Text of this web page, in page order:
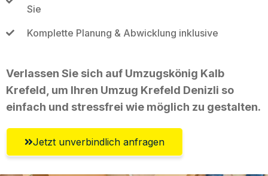
Sie
Komplette Planung & Abwicklung inklusive
Verlassen Sie sich auf Umzugskönig Kalb
Krefeld, um Ihren Umzug Krefeld Denizli so
einfach und stressfrei wie möglich zu gestalten.
Jetzt unverbindlich anfragen